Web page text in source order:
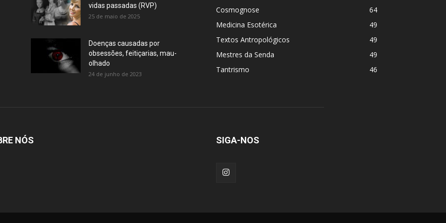
vidas passadas (RVP)
25 de maio de 2025
Doenças causadas por
obsessões, feitiçarias, mau-
olhado
24 de junho de 2023
Cosmognose
64
Medicina Esotérica
49
Textos Antropológicos
49
Mestres da Senda
49
Tantrismo
46
NÓS SIGA-NOS